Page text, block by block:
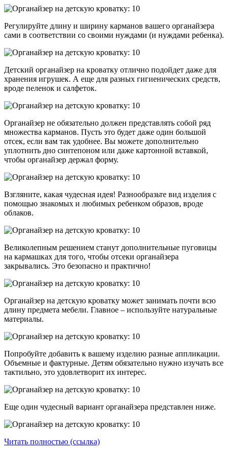
Регулируйте длину и ширину карманов вашего органайзера
сами в соответствии со своими нуждами (и нуждами ребенка).
Детский органайзер на кроватку отлично подойдет даже для
хранения игрушек. А еще для разных гигиенических средств,
вроде пеленок и салфеток.
Органайзер не обязательно должен представлять собой ряд
множества карманов. Пусть это будет даже один большой
отсек, если вам так удобнее. Вы можете дополнительно
уплотнить дно синтепоном или даже картонной вставкой,
чтобы органайзер держал форму.
Взгляните, какая чудесная идея! Разнообразьте вид изделия с
помощью знакомых и любимых ребенком образов, вроде
облаков.
Великолепным решением станут дополнительные пуговицы
на кармашках для того, чтобы отсеки органайзера
закрывались. Это безопасно и практично!
Органайзер на детскую кроватку может занимать почти всю
длину предмета мебели. Главное – используйте натуральные
материалы.
Попробуйте добавить к вашему изделию разные аппликации.
Объемные и фактурные. Детям обязательно нужно изучать все
тактильно, это удовлетворит их интерес.
Еще один чудесный вариант органайзера представлен ниже.
Читать полностью (ссылка)